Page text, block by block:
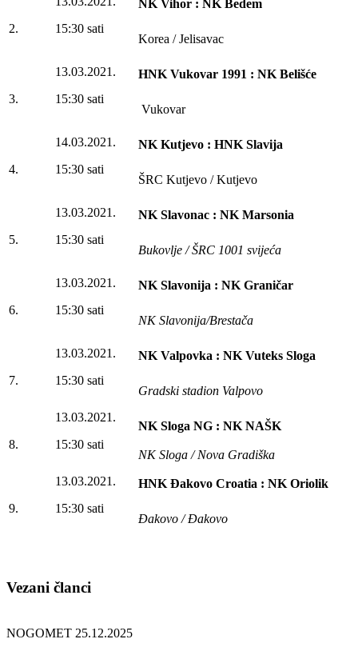
2.
15:30 sati
NK Vihor : NK Bedem
Korea / Jelisavac
3.
13.03.2021.
15:30 sati
HNK Vukovar 1991 : NK Belišće
Vukovar
4.
14.03.2021.
15:30 sati
NK Kutjevo : HNK Slavija
ŠRC Kutjevo / Kutjevo
5.
13.03.2021.
15:30 sati
NK Slavonac : NK Marsonia
Bukovlje / ŠRC 1001 svijeća
6.
13.03.2021.
15:30 sati
NK Slavonija : NK Graničar
NK Slavonija/Brestača
7.
13.03.2021.
15:30 sati
NK Valpovka : NK Vuteks Sloga
Gradski stadion Valpovo
8.
13.03.2021.
15:30 sati
NK Sloga NG : NK NAŠK
NK Sloga / Nova Gradiška
9.
13.03.2021.
15:30 sati
HNK Đakovo Croatia : NK Oriolik
Đakovo / Đakovo
Vezani članci
NOGOMET 25.12.2025